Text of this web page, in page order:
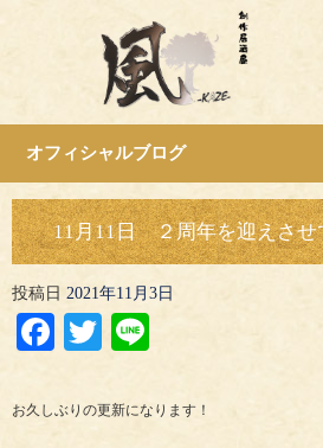
オフィシャルブログ
11月11日 ２周年を迎えさせ
投稿日 2021年11月3日
Facebook
Twitter
お久しぶりの更新になります！